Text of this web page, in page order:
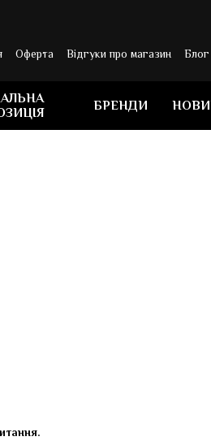
Оферта Відгуки про магазин
Блог
БРЕНДИ